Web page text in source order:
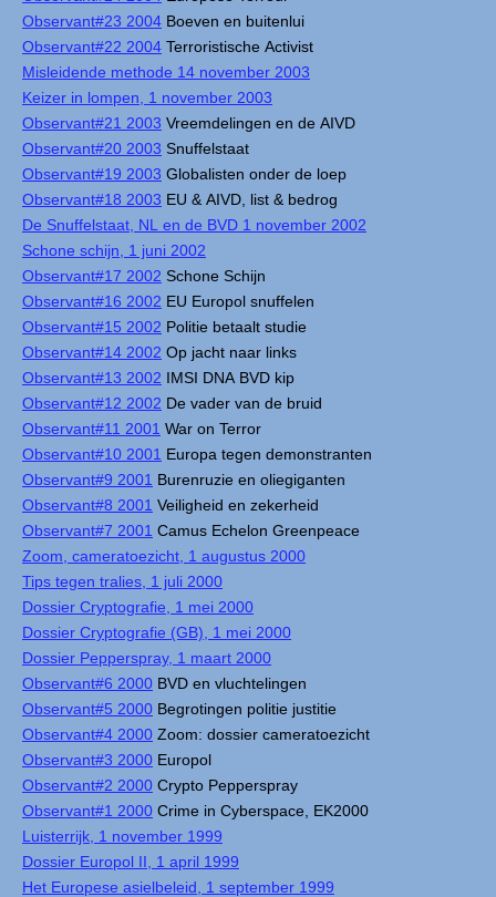
Observant#23 2004 Boeven en buitenlui
Observant#22 2004 Terroristische Activist
Misleidende methode 14 november 2003
Keizer in lompen, 1 november 2003
Observant#21 2003 Vreemdelingen en de AIVD
Observant#20 2003 Snuffelstaat
Observant#19 2003 Globalisten onder de loep
Observant#18 2003 EU & AIVD, list & bedrog
De Snuffelstaat, NL en de BVD 1 november 2002
Schone schijn, 1 juni 2002
Observant#17 2002 Schone Schijn
Observant#16 2002 EU Europol snuffelen
Observant#15 2002 Politie betaalt studie
Observant#14 2002 Op jacht naar links
Observant#13 2002 IMSI DNA BVD kip
Observant#12 2002 De vader van de bruid
Observant#11 2001 War on Terror
Observant#10 2001 Europa tegen demonstranten
Observant#9 2001 Burenruzie en oliegiganten
Observant#8 2001 Veiligheid en zekerheid
Observant#7 2001 Camus Echelon Greenpeace
Zoom, cameratoezicht, 1 augustus 2000
Tips tegen tralies, 1 juli 2000
Dossier Cryptografie, 1 mei 2000
Dossier Cryptografie (GB), 1 mei 2000
Dossier Pepperspray, 1 maart 2000
Observant#6 2000 BVD en vluchtelingen
Observant#5 2000 Begrotingen politie justitie
Observant#4 2000 Zoom: dossier cameratoezicht
Observant#3 2000 Europol
Observant#2 2000 Crypto Pepperspray
Observant#1 2000 Crime in Cyberspace, EK2000
Luisterrijk, 1 november 1999
Dossier Europol II, 1 april 1999
Het Europese asielbeleid, 1 september 1999